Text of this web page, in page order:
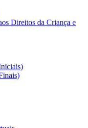
Direitos da Criança e